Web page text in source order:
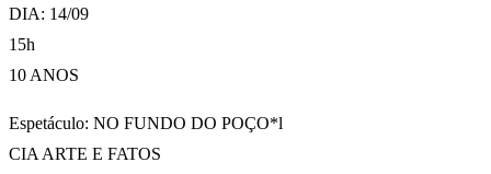
DIA: 14/09
15h
10 ANOS
Espetáculo: NO FUNDO DO POÇO*l
CIA ARTE E FATOS